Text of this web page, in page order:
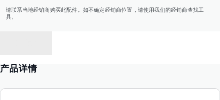
请联系当地经销商购买此配件。如不确定经销商位置，请使用我们的经销商查找工
具。
产品详情